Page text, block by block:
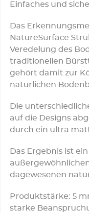
Einfaches und
Das
NatureSurface
Veredelung des
traditionellen
gehört damit zur
natürlichen
Die
auf die Designs
durch ein ultra
Das Ergebnis ist
dagewesenen
Produktstärke: 5
starke